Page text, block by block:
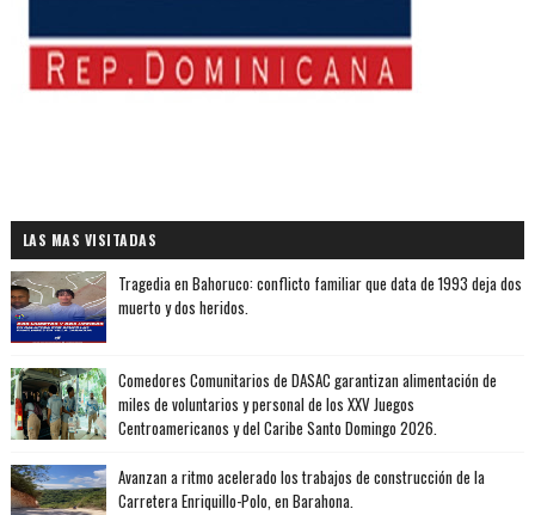
LAS MAS VISITADAS
Tragedia en Bahoruco: conflicto familiar que data de 1993 deja dos
muerto y dos heridos.
Comedores Comunitarios de DASAC garantizan alimentación de
miles de voluntarios y personal de los XXV Juegos
Centroamericanos y del Caribe Santo Domingo 2026.
Avanzan a ritmo acelerado los trabajos de construcción de la
Carretera Enriquillo-Polo, en Barahona.